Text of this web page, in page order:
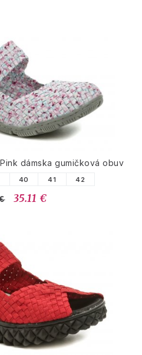
dámska gumičková obuv
40 41 42
35.11 €